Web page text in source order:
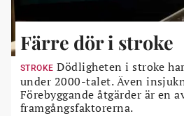
Färre dör i stroke
STROKE Dödligheten i stroke
under 2000-talet. Även
Förebyggande åtgärder är en
framgångsfaktorerna.